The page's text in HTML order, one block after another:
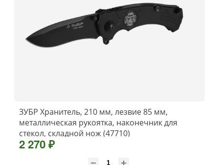
ЗУБР Хранитель, 210 мм, лезвие 85 мм,
металлическая рукоятка, наконечник для
стекол, складной нож (47710)
2 270 ₽